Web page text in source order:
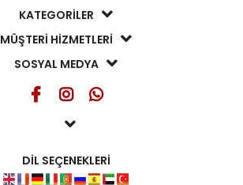
KATEGORİLER
MÜŞTERİ HİZMETLERİ
SOSYAL MEDYA
DİL SEÇENEKLERİ